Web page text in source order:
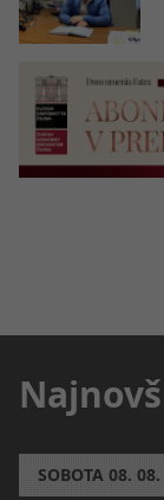
SOBOTA 08.